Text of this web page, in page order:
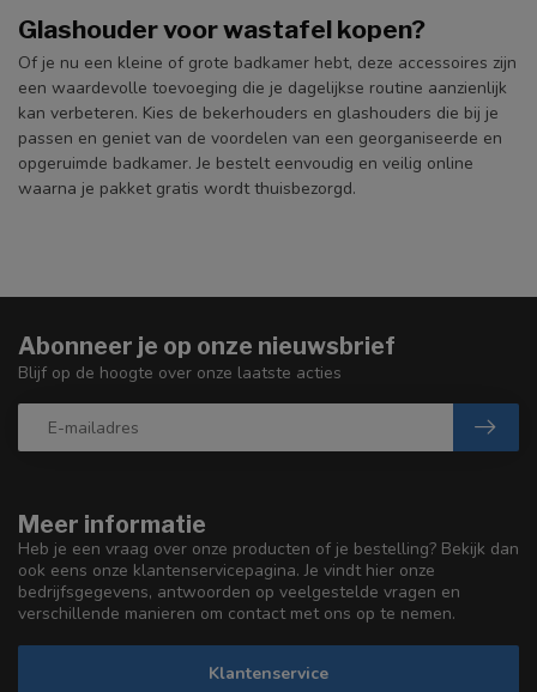
Glashouder voor wastafel kopen?
Of je nu een kleine of grote badkamer hebt, deze accessoires zijn
een waardevolle toevoeging die je dagelijkse routine aanzienlijk
kan verbeteren. Kies de bekerhouders en glashouders die bij je
passen en geniet van de voordelen van een georganiseerde en
opgeruimde badkamer. Je bestelt eenvoudig en veilig online
waarna je pakket gratis wordt thuisbezorgd.
Meer informatie
Heb je een vraag over onze producten of je bestelling? Bekijk dan
ook eens onze klantenservicepagina. Je vindt hier onze
bedrijfsgegevens, antwoorden op veelgestelde vragen en
verschillende manieren om contact met ons op te nemen.
Klantenservice
Abonneer je op onze nieuwsbrief
Blijf op de hoogte over onze laatste acties